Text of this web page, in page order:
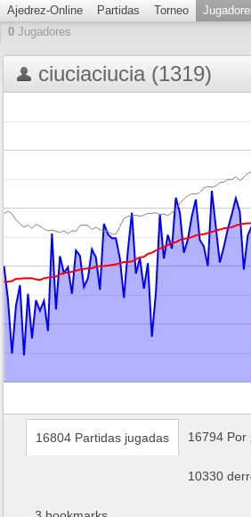
Ajedrez-Online Partidas Torneo
0 Jugadores
ciuciaciucia (1319)
16804 Partidas jugadas 16794 Por
10330